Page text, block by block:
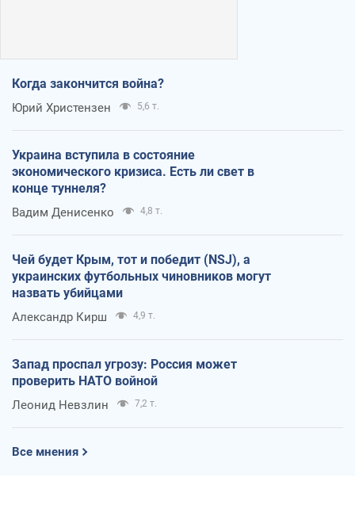
Когда закончится война?
Юрий Христензен 5,6 т.
Украина вступила в состояние
экономического кризиса. Есть ли свет в
конце туннеля?
Вадим Денисенко 4,8 т.
Чей будет Крым, тот и победит (NSJ), а
украинских футбольных чиновников могут
назвать убийцами
Александр Кирш 4,9 т.
Запад проспал угрозу: Россия может
проверить НАТО войной
Леонид Невзлин 7,2 т.
Все мнения